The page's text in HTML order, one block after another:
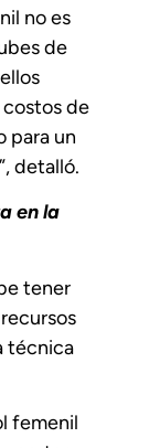
no es
de
de
para un
detalló.
en la
tener
técnica
femenil